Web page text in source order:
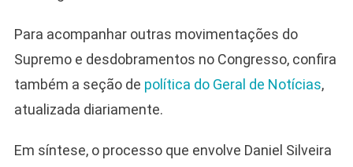
Para acompanhar outras movimentações do
Supremo e desdobramentos no Congresso, confira
também a seção de política do Geral de Notícias,
atualizada diariamente.
Em síntese, o processo que envolve Daniel Silveira